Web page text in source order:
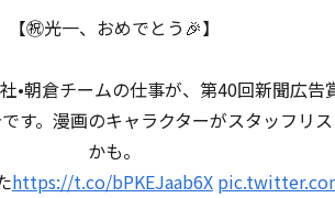
【㊗️光一、おめでとう🎉】
•朝倉チームの仕事が、第40回新聞広告
す。漫画のキャラクターがスタッフリ
かも。
https://t.co/bPKEJaab6X